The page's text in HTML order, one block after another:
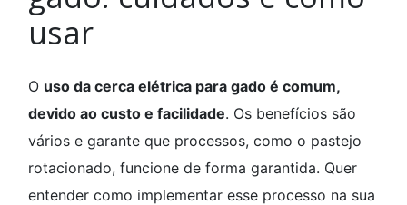
usar
O uso da cerca elétrica para gado é comum,
devido ao custo e facilidade. Os benefícios são
vários e garante que processos, como o pastejo
rotacionado, funcione de forma garantida. Quer
entender como implementar esse processo na sua